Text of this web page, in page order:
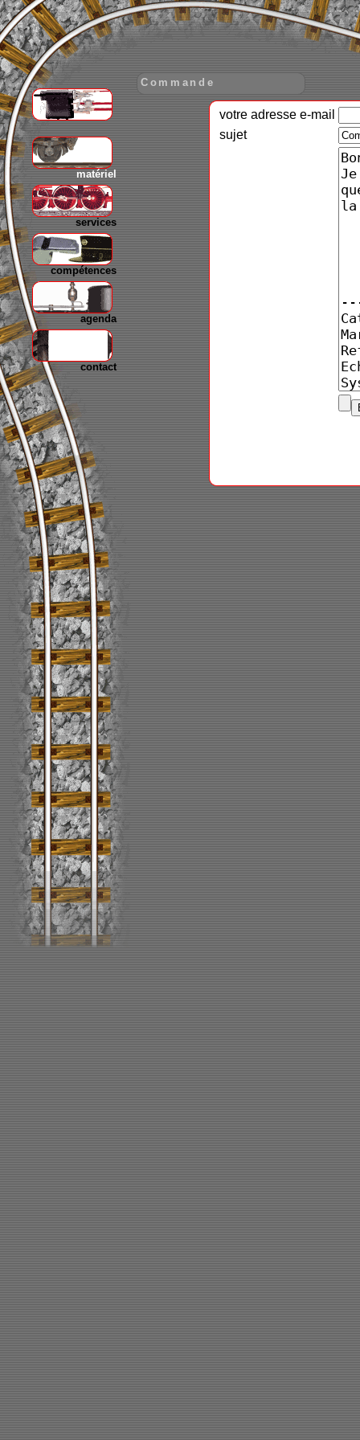
matériel
services
compétences
agenda
contact
Commande
votre adresse e-mail
sujet